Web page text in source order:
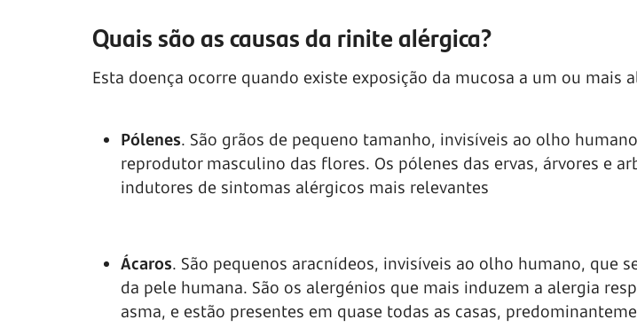
Quais são as causas da rinite alérgica?
Esta doença ocorre quando existe exposição da mucosa a um ou mais
Pólenes. São grãos de pequeno tamanho, invisíveis ao olho
reprodutor masculino das flores. Os pólenes das ervas, árvores e
indutores de sintomas alérgicos mais relevantes
Ácaros. São pequenos aracnídeos, invisíveis ao olho humano, que
da pele humana. São os alergénios que mais induzem a alergia
asma, e estão presentes em quase todas as casas,